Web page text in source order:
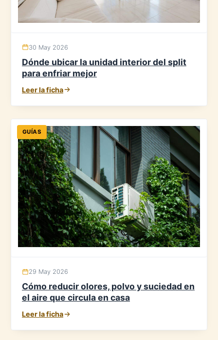
30 May 2026
Dónde ubicar la unidad interior del split
para enfriar mejor
Leer la ficha
GUÍAS
29 May 2026
Cómo reducir olores, polvo y suciedad en
el aire que circula en casa
Leer la ficha